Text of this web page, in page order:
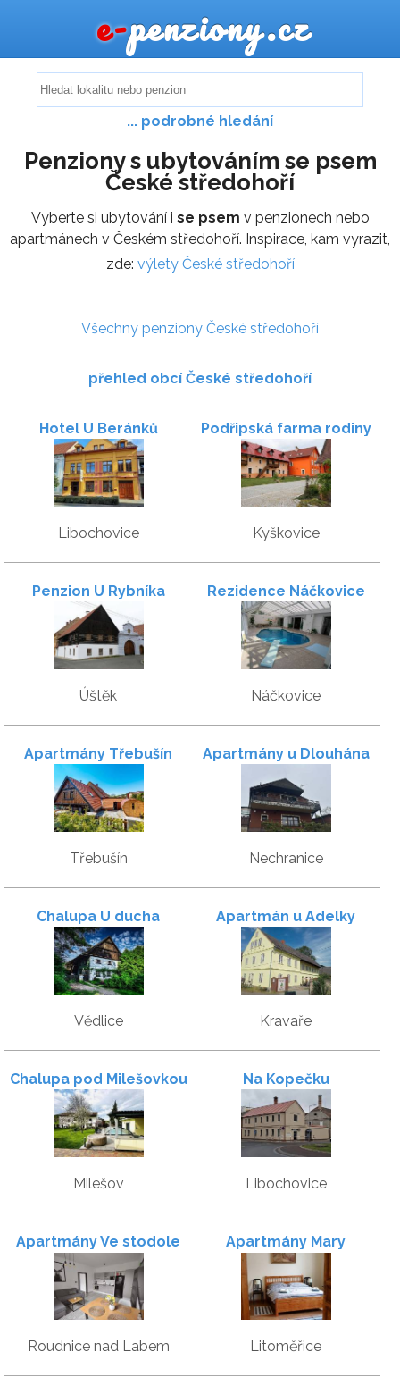
e-penziony.cz
... podrobné hledání
Penziony s ubytováním se psem
České středohoří
Vyberte si ubytování i se psem v penzionech nebo
apartmánech v Českém středohoří. Inspirace, kam vyrazit,
zde: výlety České středohoří
Všechny penziony České středohoří
přehled obcí České středohoří
Hotel U Beránků
Libochovice
Podřipská farma rodiny
Šebkových
Kyškovice
Penzion U Rybníka
Úštěk
Rezidence Náčkovice
Náčkovice
Apartmány Třebušín
Třebušín
Apartmány u Dlouhána
Nechranice
Chalupa U ducha
Vědlice
Apartmán u Adelky
Kravaře
Chalupa pod Milešovkou
Milešov
Na Kopečku
Libochovice
Apartmány Ve stodole
Roudnice nad Labem
Apartmány Mary
Litoměřice